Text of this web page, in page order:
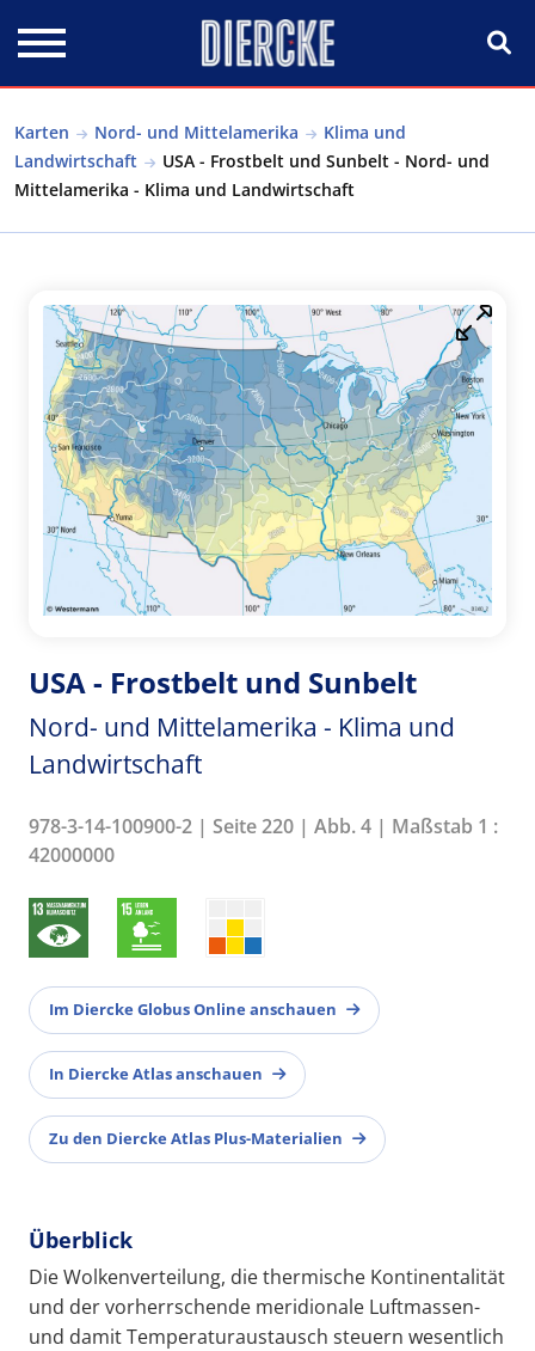
Karten Nord- und Mittelamerika
Klima und
Landwirtschaft
USA - Frostbelt und Sunbelt - Nord- und
Mittelamerika - Klima und Landwirtschaft
USA - Frostbelt und Sunbelt
Nord- und Mittelamerika - Klima und
Landwirtschaft
978-3-14-100900-2 | Seite 220 | Abb. 4 | Maßstab 1 :
42000000
Im Diercke Globus Online anschauen
In Diercke Atlas anschauen
Zu den Diercke Atlas Plus-Materialien
Überblick
Die Wolkenverteilung, die thermische Kontinentalität
und der vorherrschende meridionale Luftmassen-
und damit Temperaturaustausch steuern wesentlich